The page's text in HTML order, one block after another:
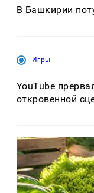
В Башкирии
Игры
YouTube
откровенной